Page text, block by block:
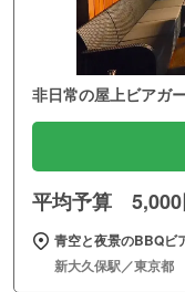
非日常の屋上ビアガ
平均予算 5,000
青空と夜景のBBQビ
新大久保駅／東京都